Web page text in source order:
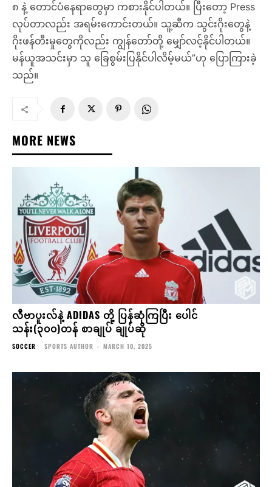
၈ နဲ့ တောင်ပံနေရာတွေမှာ ကစားနိုင်ပါတယ်။ ပြီးတော့ Press
လုပ်တာလည်း အရမ်းကောင်းတယ်။ သူ့ဆီက သွင်းဂိုးတွေနဲ့
ဂိုးဖန်တီးမှုတွေကိုလည်း ကျွန်တော်တို့ မျှော်လင့်နိုင်ပါတယ်။
မန်ယူအသင်းမှာ သူ ခြေစွမ်းပြနိုင်ပါလိမ့်မယ်”ဟု ပြောကြားခဲ့
သည်။
MORE NEWS
လီဗာပူးလ်နဲ့ ADIDAS တို့ ပြန်ဆုံကြပြီး ပေါင်
သန်း(၃၀၀)တန် စာချုပ် ချုပ်ဆို
SOCCER SPORTS AUTHOR - MARCH 10, 2025